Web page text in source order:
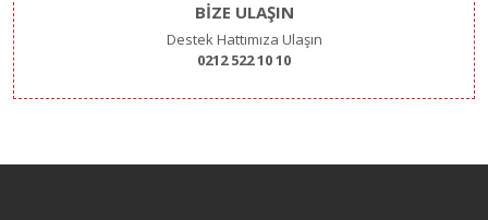
BİZE ULAŞIN
Destek Hattımıza Ulaşın
0212 522 10 10